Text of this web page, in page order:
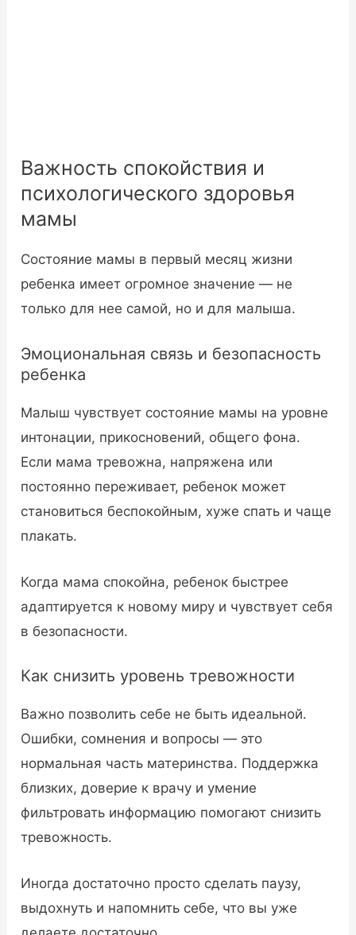
Важность спокойствия и
психологического здоровья
мамы
Состояние мамы в первый месяц жизни
ребенка имеет огромное значение — не
только для нее самой, но и для малыша.
Эмоциональная связь и безопасность
ребенка
Малыш чувствует состояние мамы на уровне
интонации, прикосновений, общего фона.
Если мама тревожна, напряжена или
постоянно переживает, ребенок может
становиться беспокойным, хуже спать и чаще
плакать.
Когда мама спокойна, ребенок быстрее
адаптируется к новому миру и чувствует себя
в безопасности.
Как снизить уровень тревожности
Важно позволить себе не быть идеальной.
Ошибки, сомнения и вопросы — это
нормальная часть материнства. Поддержка
близких, доверие к врачу и умение
фильтровать информацию помогают снизить
тревожность.
Иногда достаточно просто сделать паузу,
выдохнуть и напомнить себе, что вы уже